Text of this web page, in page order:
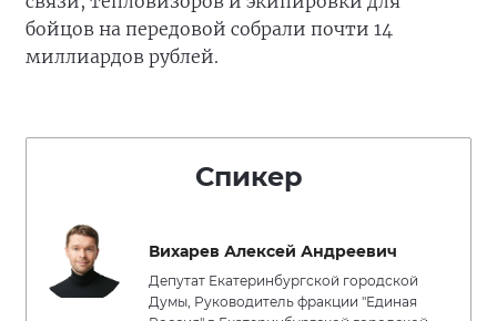
бойцов на передовой собрали почти 14
миллиардов рублей.
Спикер
Вихарев Алексей Андреевич
Депутат Екатеринбургской городской
Думы, Руководитель фракции "Единая